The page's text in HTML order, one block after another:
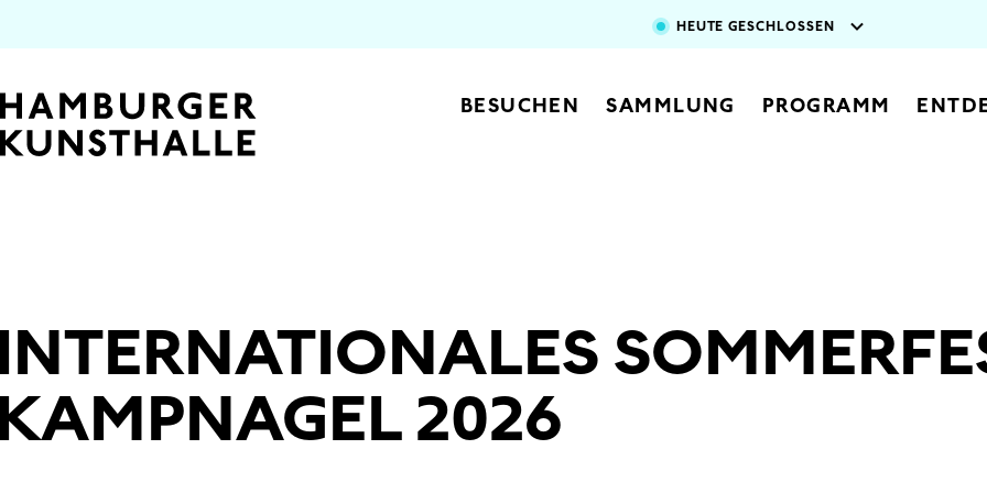
Direkt zum Inhalt
Top Navigation
BESUCHEN SAMMLUNG PROGRAMM
HEUTE GESCHLOSSEN
Main Content
2026